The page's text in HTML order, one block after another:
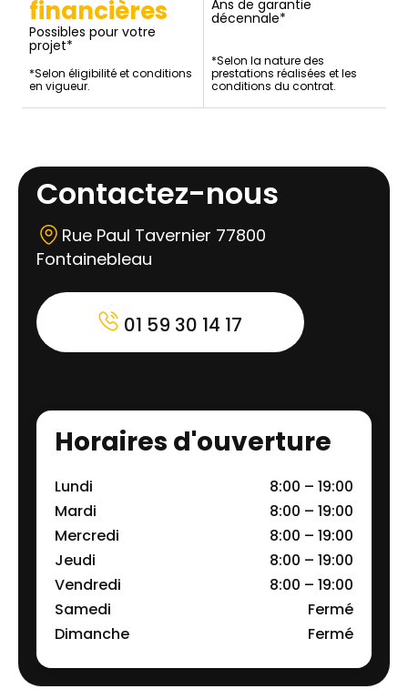
financières
Possibles pour votre
projet*
*Selon éligibilité et conditions
en vigueur.
Ans de garantie
décennale*
*Selon la nature des
prestations réalisées et les
conditions du contrat.
Contactez-nous
Rue Paul Tavernier 77800
Fontainebleau
01 59 30 14 17
Horaires d'ouverture
Lundi
8:00 – 19:00
Mardi
8:00 – 19:00
Mercredi
8:00 – 19:00
Jeudi
8:00 – 19:00
Vendredi
8:00 – 19:00
Samedi
Fermé
Dimanche
Fermé